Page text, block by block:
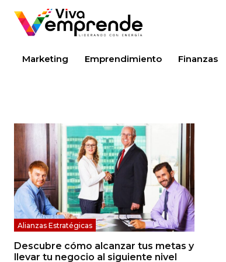
Marketing Emprendimiento Finanzas
Alianzas Estratégicas
Descubre cómo alcanzar tus metas y
llevar tu negocio al siguiente nivel